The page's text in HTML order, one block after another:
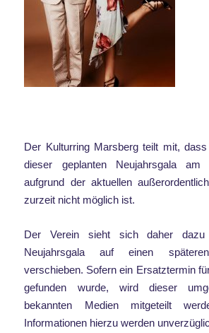
Der Kulturring Marsberg teilt mit,
dieser geplanten Neujahrsgala
aufgrund der aktuellen
zurzeit nicht möglich ist.
Der Verein sieht sich daher dazu
Neujahrsgala auf einen
verschieben. Sofern ein Ersatztermin
gefunden wurde, wird dieser
bekannten Medien mitgeteilt
Informationen hierzu werden